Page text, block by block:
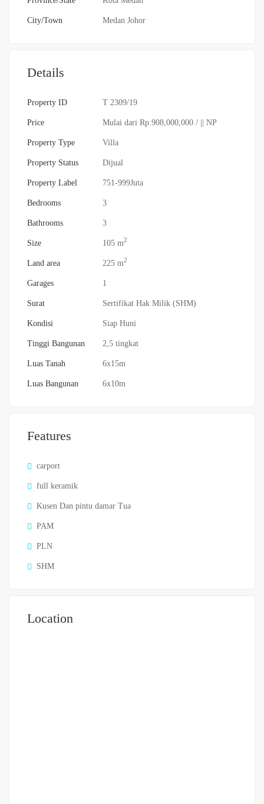
City/Town Medan Johor
Details
Property ID T 2309/19
Price Mulai dari Rp.908,000,000 / || NP
Property Type Villa
Property Status Dijual
Property Label 751-999Juta
Bedrooms 3
Bathrooms 3
Size 105 m2
Land area 225 m2
Garages 1
Surat Sertifikat Hak Milik (SHM)
Kondisi Siap Huni
Tinggi Bangunan 2,5 tingkat
Luas Tanah 6x15m
Luas Bangunan 6x10m
Features
carport
full keramik
Kusen Dan pintu damar Tua
PAM
PLN
SHM
Location